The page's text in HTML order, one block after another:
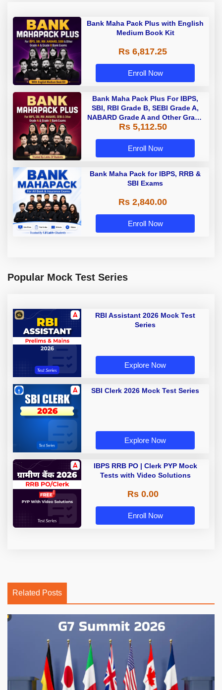
Bank Maha Pack Plus with English
Medium Book Kit
Rs 6,817.25
Enroll Now
Bank Maha Pack Plus For IBPS,
SBI, RBI Grade B, SEBI Grade A,
NABARD Grade A and Other Grade
A & Grade B Bank Exams
Rs 5,112.50
Enroll Now
Bank Maha Pack for IBPS, RRB &
SBI Exams
Rs 2,840.00
Enroll Now
Popular Mock Test Series
RBI Assistant 2026 Mock Test
Series
Explore Now
SBI Clerk 2026 Mock Test Series
Explore Now
IBPS RRB PO | Clerk PYP Mock
Tests with Video Solutions
Rs 0.00
Enroll Now
Related Posts